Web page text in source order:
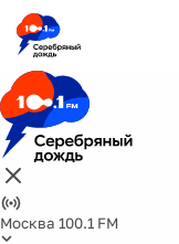
Москва 100.1 FM